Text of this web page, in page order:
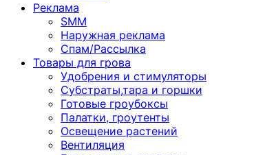
Реклама
SMM
Наружная реклама
Спам/Рассылка
Товары для грова
Удобрения и стимуляторы
Субстраты,тара и горшки
Готовые гроубоксы
Палатки, гроутенты
Освещение растений
Вентиляция